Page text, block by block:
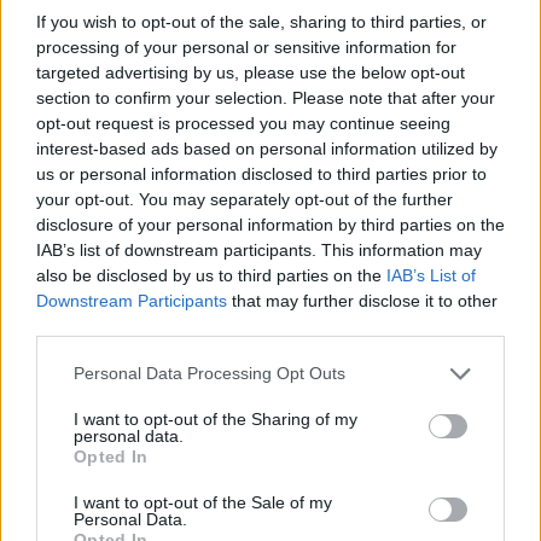
If you wish to opt-out of the sale, sharing to third parties, or
processing of your personal or sensitive information for
targeted advertising by us, please use the below opt-out
section to confirm your selection. Please note that after your
opt-out request is processed you may continue seeing
interest-based ads based on personal information utilized by
us or personal information disclosed to third parties prior to
your opt-out. You may separately opt-out of the further
disclosure of your personal information by third parties on the
IAB’s list of downstream participants. This information may
also be disclosed by us to third parties on the IAB’s List of
Downstream Participants that may further disclose it to other
Please note that this website/app uses one or more Google
not limited to your visit or usage behaviour. You may click to
grant or deny consent to Google and its third-party tags to
use your data for below specified purposes in below Google
consent section.
Personal Data Processing Opt Outs
I want to opt-out of the Sharing of my
personal data.
Opted In
I want to opt-out of the Sale of my
Personal Data.
amate dell’estate 2026
Nuovi posti auto in via La Marmora, parcheggio
provvisorio a La Maddalena
Allarme truffe a Berchidda, falsi incaricati
bussano alle porte
Notre-Dame de Paris conquista Olbia, la prima
al Molo Brin è un successo